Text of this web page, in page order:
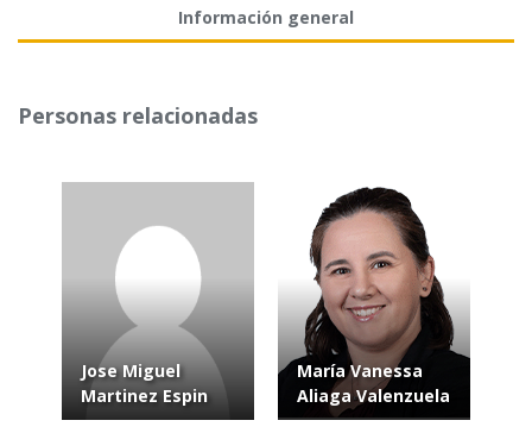
Información general
Personas relacionadas
Jose Miguel
Martinez Espin
María Vanessa
Aliaga Valenzuela